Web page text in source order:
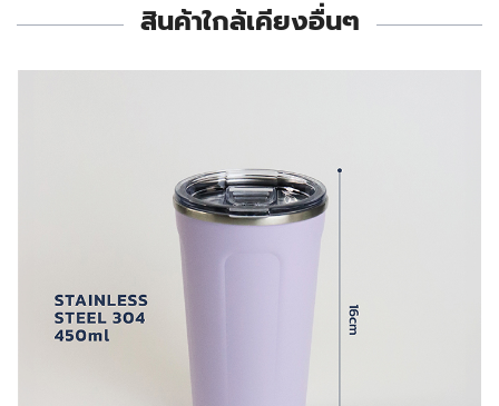
สินค้าใกล้เคียงอื่นๆ